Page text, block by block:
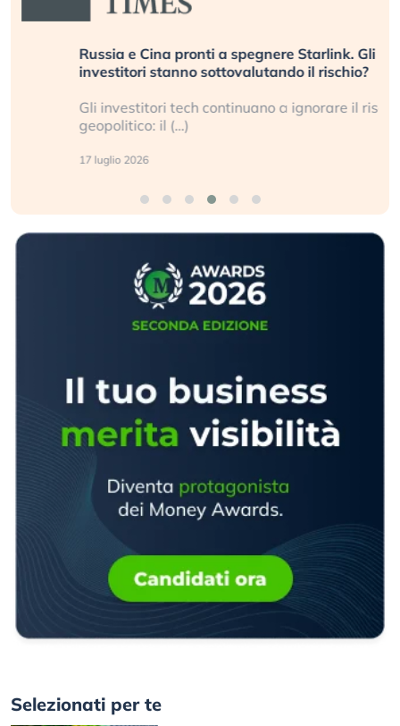
Russia e Cina pronti a spegnere Starlink. Gli
investitori stanno sottovalutando il rischio?
Gli investitori tech continuano a ignorare il rischio
geopolitico: il (…)
17 luglio 2026
Selezionati per te